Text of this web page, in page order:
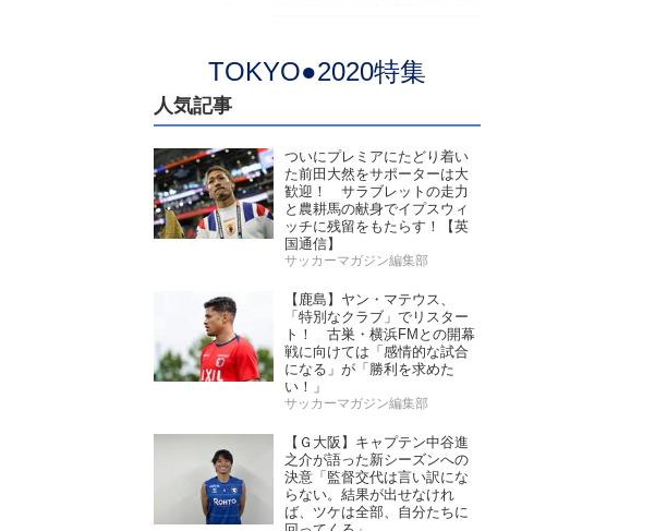
TOKYO●2020特集
人気記事
ついにプレミアにたどり着い
た前田大然をサポーターは大
歓迎！ サラブレットの走力
と農耕馬の献身でイプスウィ
ッチに残留をもたらす！【英
国通信】
サッカーマガジン編集部
【鹿島】ヤン・マテウス、
「特別なクラブ」でリスター
ト！ 古巣・横浜FMとの開幕
戦に向けては「感情的な試合
になる」が「勝利を求めた
い！」
サッカーマガジン編集部
【Ｇ大阪】キャプテン中谷進
之介が語った新シーズンへの
決意「監督交代は言い訳にな
らない。結果が出せなけれ
ば、ツケは全部、自分たちに